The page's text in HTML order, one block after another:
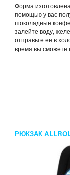
Форма
помощью у вас
шоколадные
залейте воду,
отправьте ее в
время вы сможете
РЮКЗАК